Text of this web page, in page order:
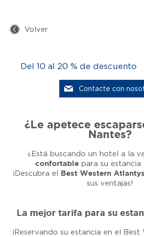
Volver
Del 10 al 20 % de descuento
Contacte con
¿Le apetece
Nantes?
¿Está buscando un hotel a la
confortable para su estancia
¡Descubra el Best Western
sus ventajas!
La mejor tarifa para su
¡Reservando su estancia en el